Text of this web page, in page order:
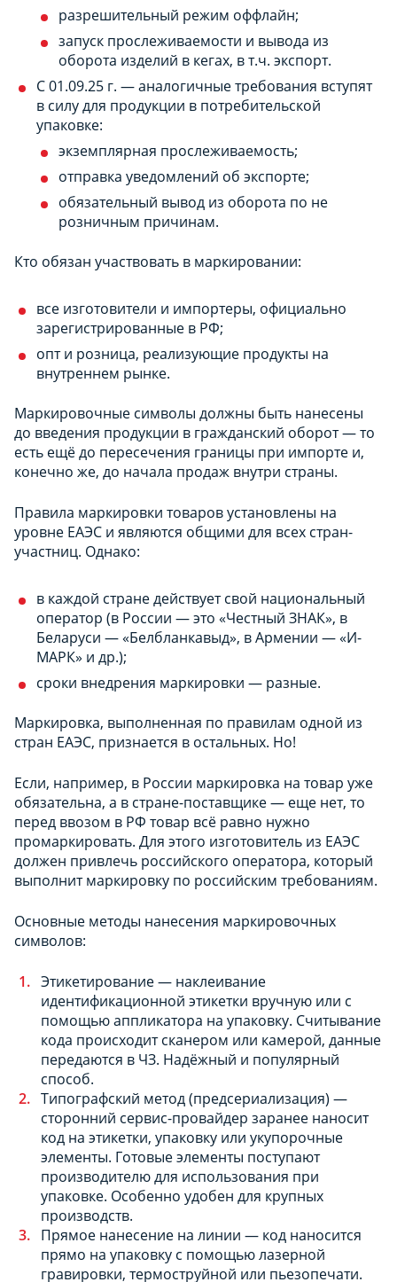
разрешительный режим оффлайн;
запуск прослеживаемости и вывода из
оборота изделий в кегах, в т.ч. экспорт.
С 01.09.25 г. — аналогичные требования вступят
в силу для продукции в потребительской
упаковке:
экземплярная прослеживаемость;
отправка уведомлений об экспорте;
обязательный вывод из оборота по не
розничным причинам.
Кто обязан участвовать в маркировании:
все изготовители и импортеры, официально
зарегистрированные в РФ;
опт и розница, реализующие продукты на
внутреннем рынке.
Маркировочные символы должны быть нанесены
до введения продукции в гражданский оборот — то
есть ещё до пересечения границы при импорте и,
конечно же, до начала продаж внутри страны.
Правила маркировки товаров установлены на
уровне ЕАЭС и являются общими для всех стран-
участниц. Однако:
в каждой стране действует свой национальный
оператор (в России — это «Честный ЗНАК», в
Беларуси — «Белбланкавыд», в Армении — «И-
МАРК» и др.);
сроки внедрения маркировки — разные.
Маркировка, выполненная по правилам одной из
стран ЕАЭС, признается в остальных. Но!
Если, например, в России маркировка на товар уже
обязательна, а в стране-поставщике — еще нет, то
перед ввозом в РФ товар всё равно нужно
промаркировать. Для этого изготовитель из ЕАЭС
должен привлечь российского оператора, который
выполнит маркировку по российским требованиям.
Основные методы нанесения маркировочных
символов:
Этикетирование — наклеивание
идентификационной этикетки вручную или с
помощью аппликатора на упаковку. Считывание
кода происходит сканером или камерой, данные
передаются в ЧЗ. Надёжный и популярный
способ.
Типографский метод (предсериализация) —
сторонний сервис-провайдер заранее наносит
код на этикетки, упаковку или укупорочные
элементы. Готовые элементы поступают
производителю для использования при
упаковке. Особенно удобен для крупных
производств.
Прямое нанесение на линии — код наносится
прямо на упаковку с помощью лазерной
гравировки, термоструйной или пьезопечати.